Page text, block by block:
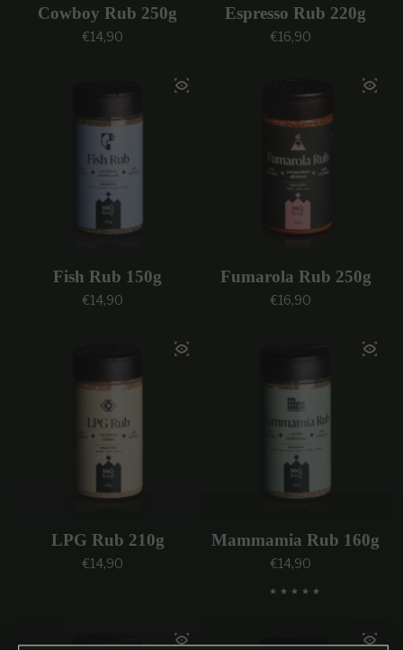
Cowboy Rub 250g
Prezzo regolare
€14,90
Espresso Rub 220g
Prezzo regolare
€16,90
Fish Rub 150g
Prezzo regolare
€14,90
Fumarola Rub 250g
Prezzo regolare
€16,90
LPG Rub 210g
Prezzo regolare
€14,90
Mammamia Rub 160g
Prezzo regolare
€14,90